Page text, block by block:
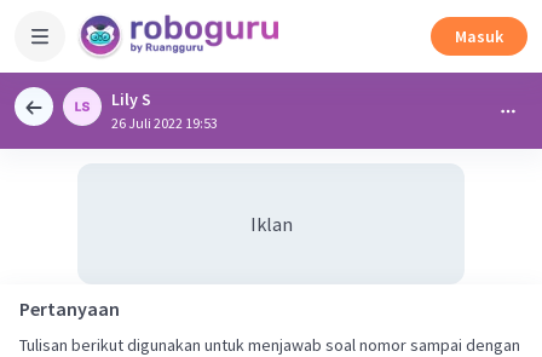
Masuk
Lily S
26 Juli 2022 19:53
Iklan
Pertanyaan
Tulisan berikut digunakan untuk menjawab soal nomor sampai dengan